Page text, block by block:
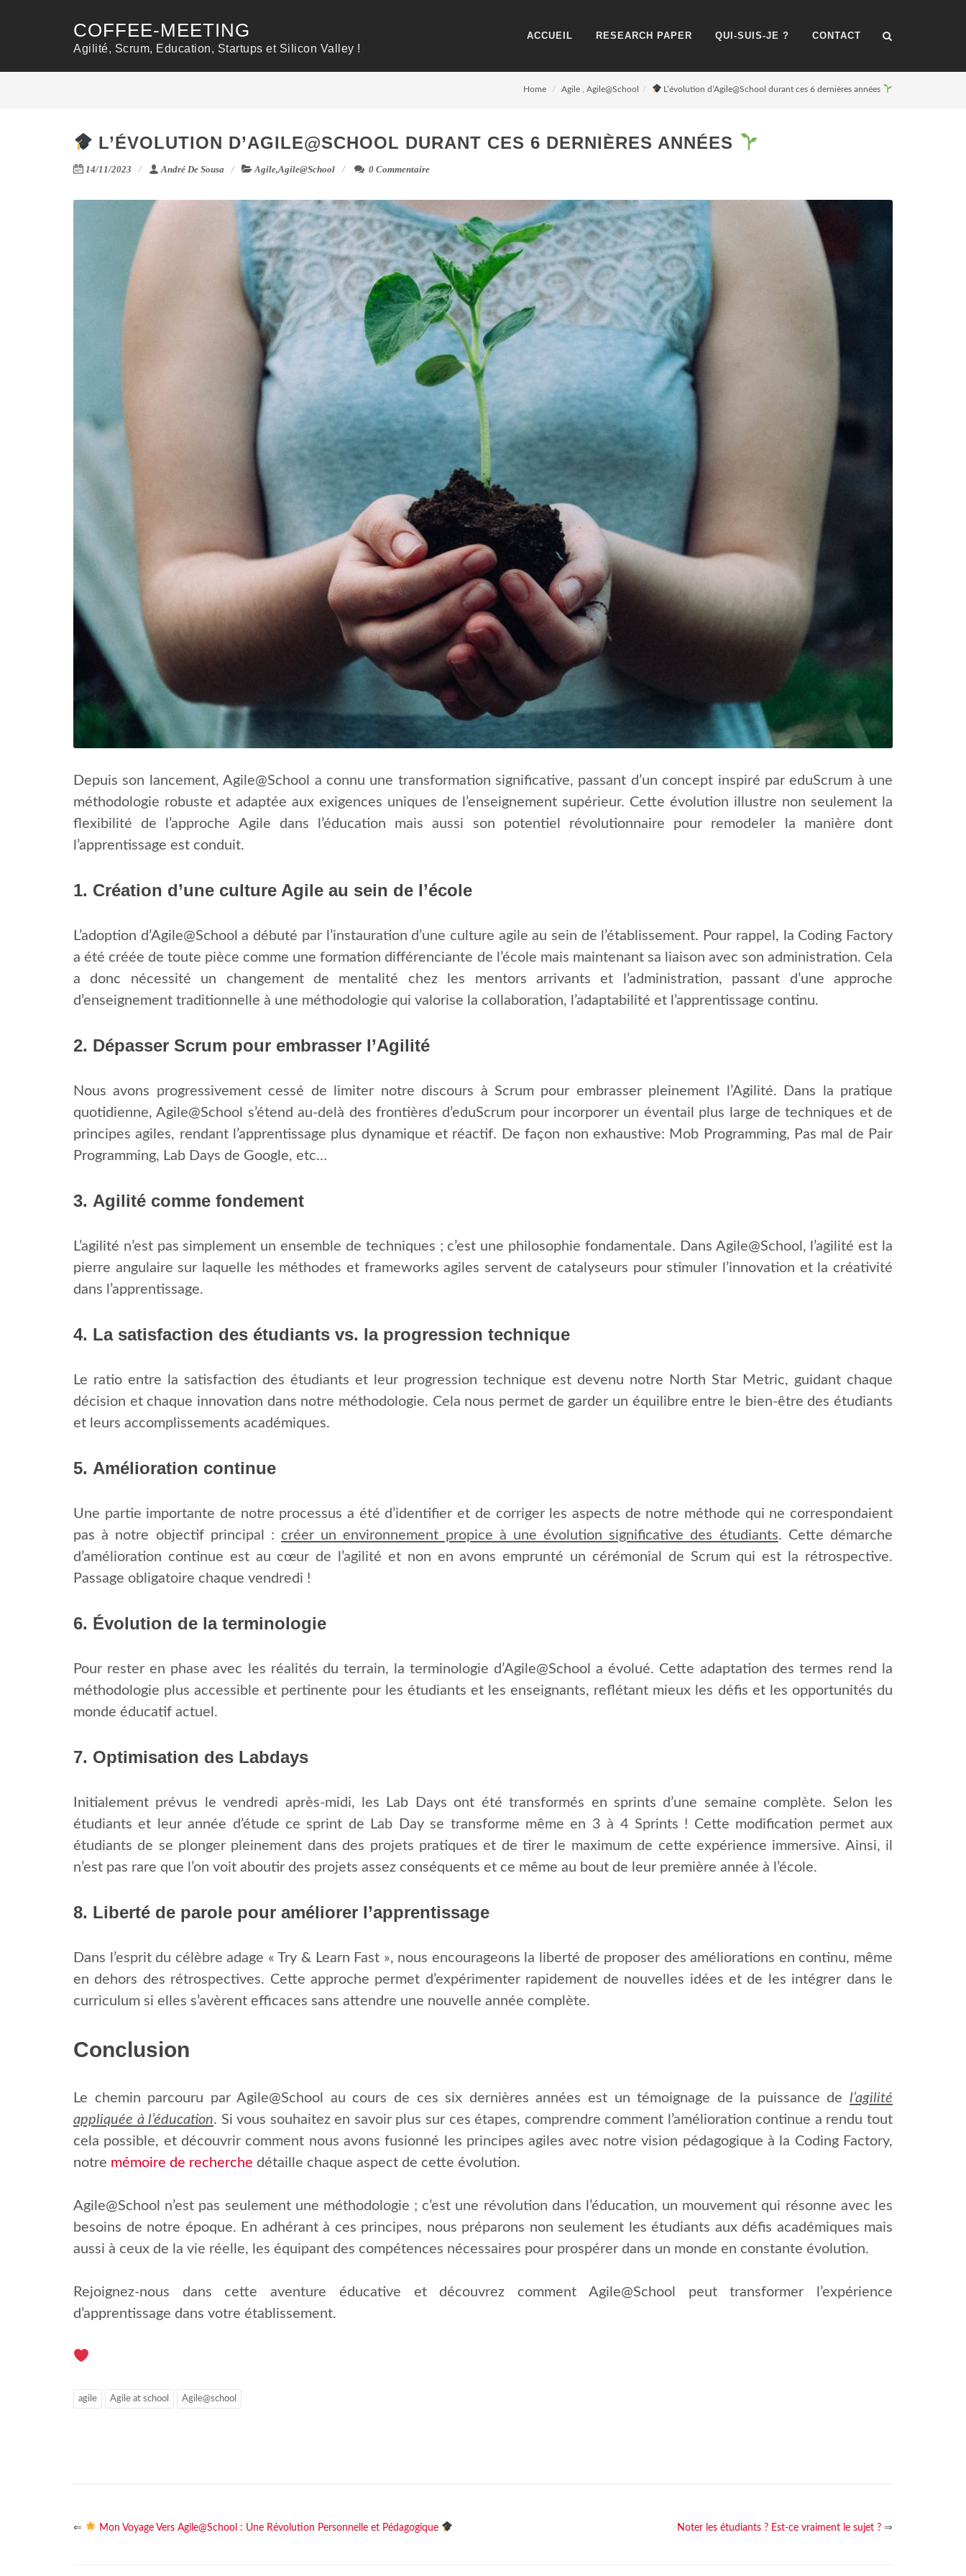
COFFEE-MEETING
Agilité, Scrum, Education, Startups et Silicon Valley !
ACCUEIL RESEARCH PAPER QUI-SUIS-JE ? CONTACT
Home Agile, Agile@School L’évolution d’Agile@School durant ces 6 dernières années
L’ÉVOLUTION D’AGILE@SCHOOL DURANT CES 6 DERNIÈRES ANNÉES
14/11/2023 André De Sousa Agile,Agile@School 0 Commentaire
Depuis son lancement, Agile@School a connu une transformation significative, passant d’un concept inspiré par eduScrum à une
méthodologie robuste et adaptée aux exigences uniques de l’enseignement supérieur. Cette évolution illustre non seulement la
flexibilité de l’approche Agile dans l’éducation mais aussi son potentiel révolutionnaire pour remodeler la manière dont
l’apprentissage est conduit.
1. Création d’une culture Agile au sein de l’école
L’adoption d’Agile@School a débuté par l’instauration d’une culture agile au sein de l’établissement. Pour rappel, la Coding Factory
a été créée de toute pièce comme une formation différenciante de l’école mais maintenant sa liaison avec son administration. Cela
a donc nécessité un changement de mentalité chez les mentors arrivants et l’administration, passant d’une approche
d’enseignement traditionnelle à une méthodologie qui valorise la collaboration, l’adaptabilité et l’apprentissage continu.
2. Dépasser Scrum pour embrasser l’Agilité
Nous avons progressivement cessé de limiter notre discours à Scrum pour embrasser pleinement l’Agilité. Dans la pratique
quotidienne, Agile@School s’étend au-delà des frontières d’eduScrum pour incorporer un éventail plus large de techniques et de
principes agiles, rendant l’apprentissage plus dynamique et réactif. De façon non exhaustive: Mob Programming, Pas mal de Pair
Programming, Lab Days de Google, etc…
3. Agilité comme fondement
L’agilité n’est pas simplement un ensemble de techniques ; c’est une philosophie fondamentale. Dans Agile@School, l’agilité est la
pierre angulaire sur laquelle les méthodes et frameworks agiles servent de catalyseurs pour stimuler l’innovation et la créativité
dans l’apprentissage.
4. La satisfaction des étudiants vs. la progression technique
Le ratio entre la satisfaction des étudiants et leur progression technique est devenu notre North Star Metric, guidant chaque
décision et chaque innovation dans notre méthodologie. Cela nous permet de garder un équilibre entre le bien-être des étudiants
et leurs accomplissements académiques.
5. Amélioration continue
Une partie importante de notre processus a été d’identifier et de corriger les aspects de notre méthode qui ne correspondaient
pas à notre objectif principal : créer un environnement propice à une évolution significative des étudiants. Cette démarche
d’amélioration continue est au cœur de l’agilité et non en avons emprunté un cérémonial de Scrum qui est la rétrospective.
Passage obligatoire chaque vendredi !
6. Évolution de la terminologie
Pour rester en phase avec les réalités du terrain, la terminologie d’Agile@School a évolué. Cette adaptation des termes rend la
méthodologie plus accessible et pertinente pour les étudiants et les enseignants, reflétant mieux les défis et les opportunités du
monde éducatif actuel.
7. Optimisation des Labdays
Initialement prévus le vendredi après-midi, les Lab Days ont été transformés en sprints d’une semaine complète. Selon les
étudiants et leur année d’étude ce sprint de Lab Day se transforme même en 3 à 4 Sprints ! Cette modification permet aux
étudiants de se plonger pleinement dans des projets pratiques et de tirer le maximum de cette expérience immersive. Ainsi, il
n’est pas rare que l’on voit aboutir des projets assez conséquents et ce même au bout de leur première année à l’école.
8. Liberté de parole pour améliorer l’apprentissage
Dans l’esprit du célèbre adage « Try & Learn Fast », nous encourageons la liberté de proposer des améliorations en continu, même
en dehors des rétrospectives. Cette approche permet d’expérimenter rapidement de nouvelles idées et de les intégrer dans le
curriculum si elles s’avèrent efficaces sans attendre une nouvelle année complète.
Conclusion
Le chemin parcouru par Agile@School au cours de ces six dernières années est un témoignage de la puissance de l’agilité
appliquée à l’éducation. Si vous souhaitez en savoir plus sur ces étapes, comprendre comment l’amélioration continue a rendu tout
cela possible, et découvrir comment nous avons fusionné les principes agiles avec notre vision pédagogique à la Coding Factory,
notre mémoire de recherche détaille chaque aspect de cette évolution.
Agile@School n’est pas seulement une méthodologie ; c’est une révolution dans l’éducation, un mouvement qui résonne avec les
besoins de notre époque. En adhérant à ces principes, nous préparons non seulement les étudiants aux défis académiques mais
aussi à ceux de la vie réelle, les équipant des compétences nécessaires pour prospérer dans un monde en constante évolution.
Rejoignez-nous dans cette aventure éducative et découvrez comment Agile@School peut transformer l’expérience
d’apprentissage dans votre établissement.
agile Agile at school Agile@school
⇐ Mon Voyage Vers Agile@School : Une Révolution Personnelle et Pédagogique Noter les étudiants ? Est-ce vraiment le sujet ?⇒